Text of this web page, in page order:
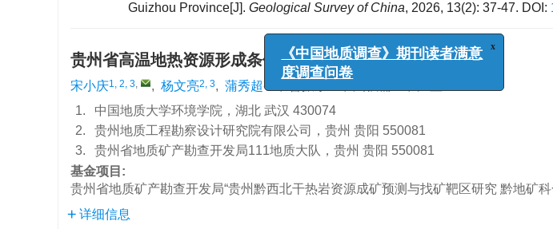
Guizhou Province[J]. Geological Survey of China, 2026, 13(2): 37-47. DOI:
贵州省高温地热资源形成条件及远景区分析
宋小庆1, 2, 3, , 杨文亮2, 3, 蒲秀超2, 3 2, 3
1.
中国地质大学环境学院，湖北 武汉 430074
2.
贵州地质工程勘察设计研究院有限公司，贵州 贵阳 550081
3.
贵州省地质矿产勘查开发局111地质大队，贵州 贵阳 550081
基金项目:
贵州省地质矿产勘查开发局“贵州黔西北干热岩资源成矿预测与找矿靶区研究 黔地矿
详细信息
度调查问卷